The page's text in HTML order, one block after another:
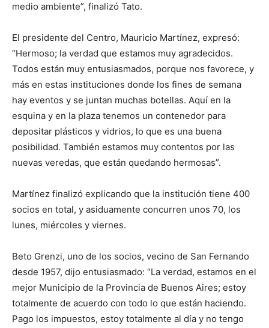
medio ambiente”, finalizó Tato.
El presidente del Centro, Mauricio Martínez, expresó:
“Hermoso; la verdad que estamos muy agradecidos.
Todos están muy entusiasmados, porque nos favorece, y
más en estas instituciones donde los fines de semana
hay eventos y se juntan muchas botellas. Aquí en la
esquina y en la plaza tenemos un contenedor para
depositar plásticos y vidrios, lo que es una buena
posibilidad. También estamos muy contentos por las
nuevas veredas, que están quedando hermosas”.
Martínez finalizó explicando que la institución tiene 400
socios en total, y asiduamente concurren unos 70, los
lunes, miércoles y viernes.
Beto Grenzi, uno de los socios, vecino de San Fernando
desde 1957, dijo entusiasmado: “La verdad, estamos en el
mejor Municipio de la Provincia de Buenos Aires; estoy
totalmente de acuerdo con todo lo que están haciendo.
Pago los impuestos, estoy totalmente al día y no tengo